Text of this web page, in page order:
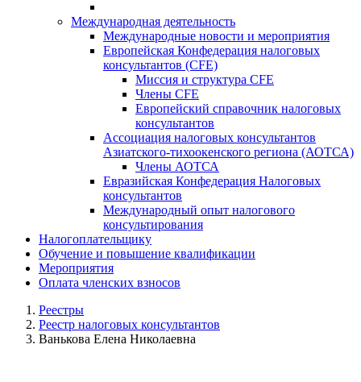
Международная деятельность
Международные новости и мероприятия
Европейская Конфедерация налоговых
консультантов (CFE)
Миссия и структура CFE
Члены CFE
Европейский справочник налоговых
консультантов
Ассоциация налоговых консультантов
Азиатского-тихоокенского региона (АОТСА)
Члены АОТСА
Евразийская Конфедерация Налоговых
консультантов
Международный опыт налогового
консультирования
Налогоплательщику
Обучение и повышение квалификации
Мероприятия
Оплата членских взносов
Реестры
Реестр налоговых консультантов
Ванькова Елена Николаевна